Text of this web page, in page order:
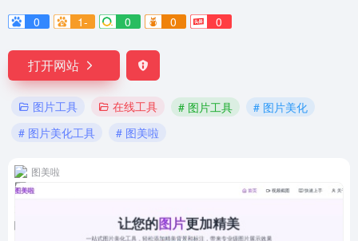
0
1- 0 0 0
打开网站
图片工具 在线工具 # 图片工具
# 图片美化
# 图片美化工具
# 图美啦
图美啦